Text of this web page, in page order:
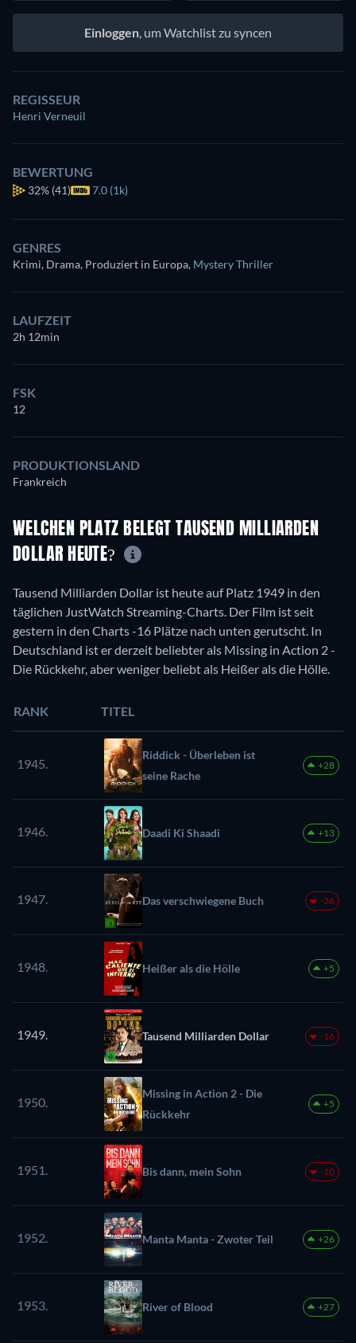
Einloggen, um Watchlist zu syncen
REGISSEUR
Henri Verneuil
BEWERTUNG
32% (41) 7.0 (1k)
GENRES
Krimi, Drama, Produziert in Europa, Mystery Thriller
LAUFZEIT
2h 12min
FSK
12
PRODUKTIONSLAND
Frankreich
WELCHEN PLATZ BELEGT TAUSEND MILLIARDEN
DOLLAR HEUTE?
Tausend Milliarden Dollar ist heute auf Platz 1949 in den
täglichen JustWatch Streaming-Charts. Der Film ist seit
gestern in den Charts -16 Plätze nach unten gerutscht. In
Deutschland ist er derzeit beliebter als Missing in Action 2 -
Die Rückkehr, aber weniger beliebt als Heißer als die Hölle.
RANK TITEL
1945.
Riddick - Überleben ist
seine Rache
+28
1946. Daadi Ki Shaadi +13
1947. Das verschwiegene Buch -36
1948. Heißer als die Hölle +5
1949. Tausend Milliarden Dollar -16
1950.
Missing in Action 2 - Die
Rückkehr
+5
1951. Bis dann, mein Sohn -10
1952. Manta Manta - Zwoter Teil +26
1953. River of Blood +27